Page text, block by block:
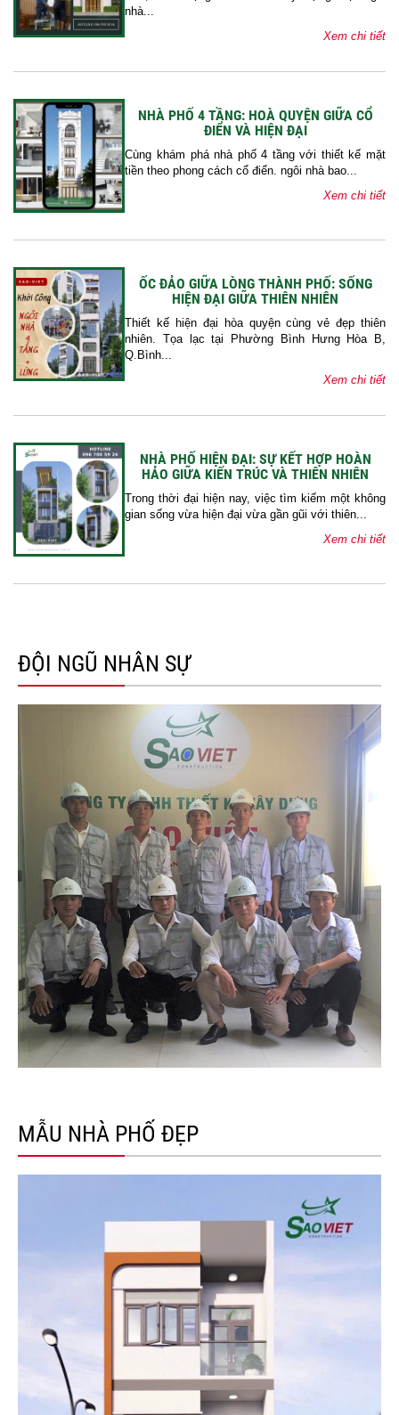
nhà...
Xem chi tiết
NHÀ PHỐ 4 TẦNG: HOÀ QUYỆN GIỮA CỔ
ĐIỂN VÀ HIỆN ĐẠI
Cùng khám phá nhà phố 4 tầng với thiết kế mặt
tiền theo phong cách cổ điển. ngôi nhà bao...
Xem chi tiết
ỐC ĐẢO GIỮA LÒNG THÀNH PHỐ: SỐNG
HIỆN ĐẠI GIỮA THIÊN NHIÊN
Thiết kế hiện đại hòa quyện cùng vẻ đẹp thiên
nhiên. Tọa lạc tại Phường Bình Hưng Hòa B,
Q.Bình...
Xem chi tiết
NHÀ PHỐ HIỆN ĐẠI: SỰ KẾT HỢP HOÀN
HẢO GIỮA KIẾN TRÚC VÀ THIÊN NHIÊN
Trong thời đại hiện nay, việc tìm kiếm một không
gian sống vừa hiện đại vừa gần gũi với thiên...
Xem chi tiết
ĐỘI NGŨ NHÂN SỰ
MẪU NHÀ PHỐ ĐẸP